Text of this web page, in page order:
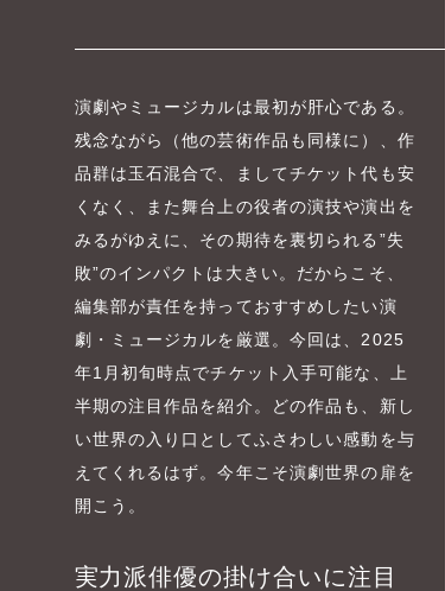
演劇やミュージカルは最初が肝心である。
残念ながら（他の芸術作品も同様に）、作
品群は玉石混合で、ましてチケット代も安
くなく、また舞台上の役者の演技や演出を
みるがゆえに、その期待を裏切られる”失
敗”のインパクトは大きい。だからこそ、
編集部が責任を持っておすすめしたい演
劇・ミュージカルを厳選。今回は、2025
年1月初旬時点でチケット入手可能な、上
半期の注目作品を紹介。どの作品も、新し
い世界の入り口としてふさわしい感動を与
えてくれるはず。今年こそ演劇世界の扉を
開こう。
実力派俳優の掛け合いに注目